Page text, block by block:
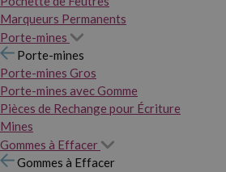
Marqueurs Permanents
Porte-mines
Porte-mines
Porte-mines Gros
Porte-mines avec Gomme
Pièces de Rechange pour Écriture
Mines
Gommes à Effacer
Gommes à Effacer